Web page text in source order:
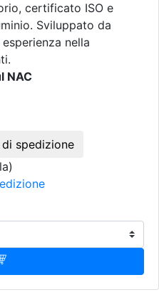
certificato ISO e
Sviluppato da
nella
NAC
spedizione